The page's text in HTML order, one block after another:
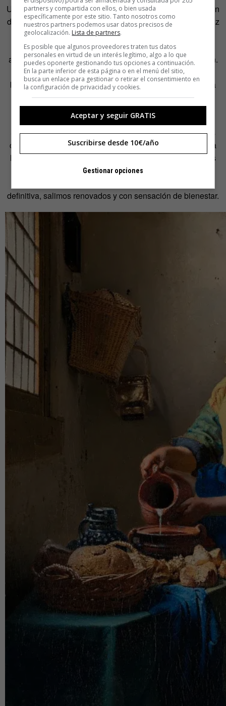
Una vez que ya has captado lo que pasa, busca la emoción
del cuadro en sus elementos inmateriales (sobre todo la luz
y el color). Los artistas tratarán de manipular nuestras
emociones con ellos. Un paisaje brillante nos transmitirá
alegría, una habitación en penumbra inspira introspección.
El pintor puede que quiera darte un subidón de energía a
base de rojos y amarillos o que trate de conmoverte hasta
las lágrimas cubriendo de azul la escena.
No hace falta saber de arte o historia para hacer esto.
Simplemente hay que conectar con emociones que todos
conocemos. Por eso ver cuadros es tan terapéutico: libera
las alegrías, tristezas, esperanzas y dolores que llevamos
dentro. Generamos dopamina, nos emocionamos,
definitiva, salimos renovados y con sensación de bienestar.
partners y compartida con ellos, o bien usada
específicamente por este sitio. Tanto nosotros como
nuestros partners podemos usar datos precisos de
geolocalización. Lista de partners.
Es posible que algunos proveedores traten tus datos
personales en virtud de un interés legítimo, algo a lo que
puedes oponerte gestionando tus opciones a continuación.
En la parte inferior de esta página o en el menú del sitio,
busca un enlace para gestionar o retirar el consentimiento en
la configuración de privacidad y cookies.
Aceptar y seguir GRATIS
Suscribirse desde 10€/año
Gestionar opciones